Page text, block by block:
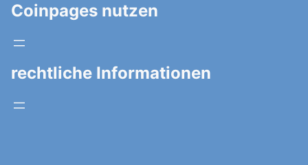
Coinpages nutzen
rechtliche Informationen